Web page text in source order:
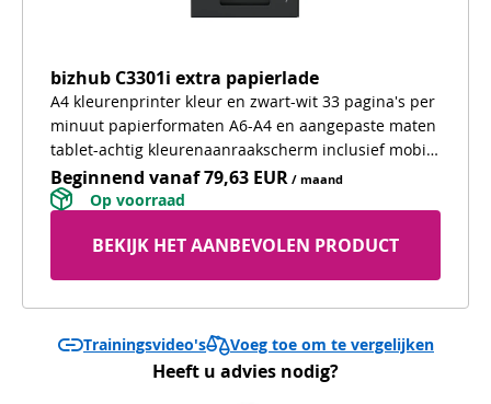
bizhub C3301i extra papierlade
A4 kleurenprinter kleur en zwart-wit 33 pagina's per
minuut papierformaten A6-A4 en aangepaste maten
tablet-achtig kleurenaanraakscherm inclusief mobiel
afdrukken standaard WiFi 2 papierlades voor
verschillende papiersoorten
Beginnend vanaf79,63 EUR / maand
Op voorraad
BEKIJK HET AANBEVOLEN PRODUCT
Trainingsvideo's Voeg toe om te vergelijken
Heeft u advies nodig?